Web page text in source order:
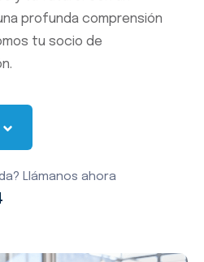
profunda comprensión
tu socio de
Llámanos ahora